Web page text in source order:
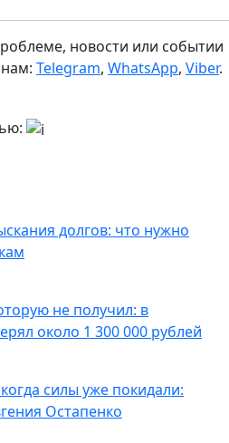
новости или событии
Telegram, WhatsApp, Viber.
долгов: что нужно
не получил: в
около 1 300 000 рублей
силы уже покидали:
Остапенко